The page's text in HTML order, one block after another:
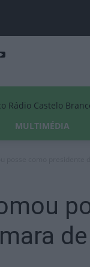
Rádio Castelo
MULTIMÉDIA